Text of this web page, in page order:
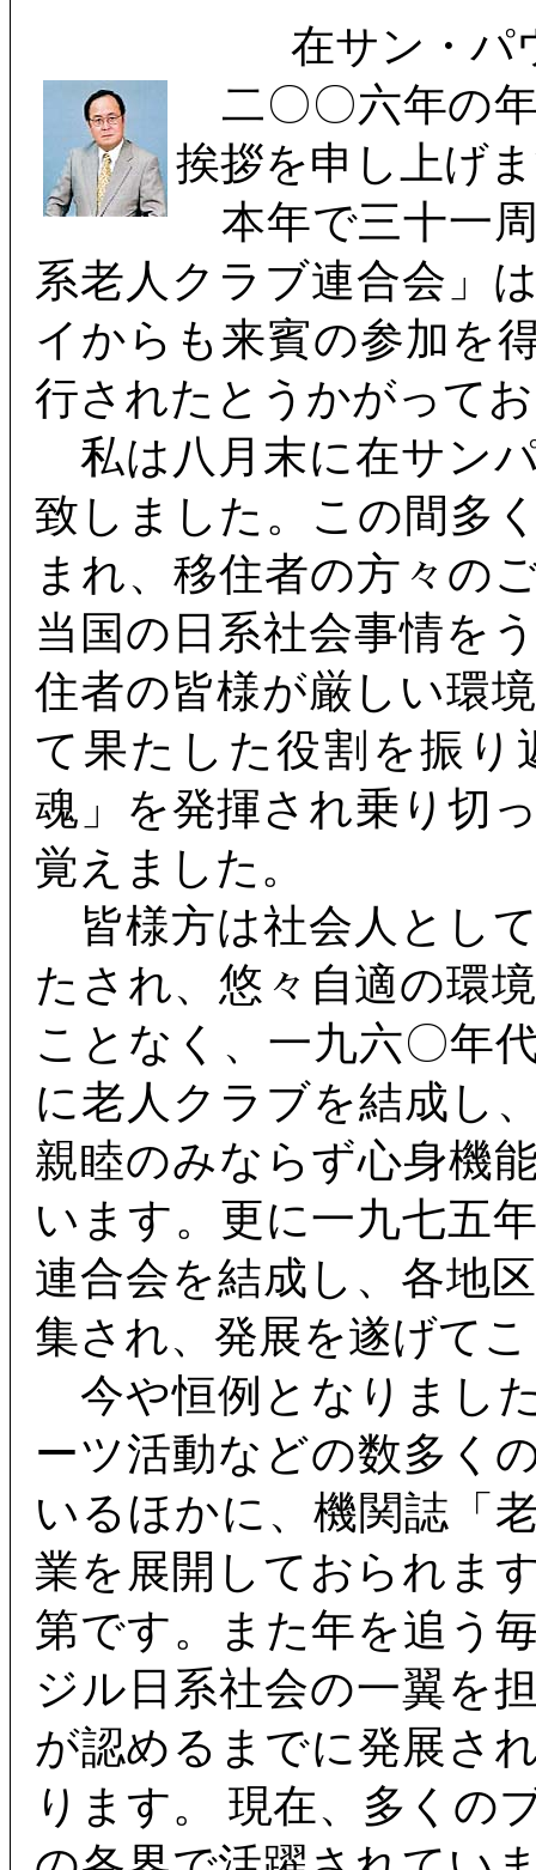
在サン・
二〇〇六年の
挨拶を申し上げ
本年で三十一
系老人クラブ連合会」
イからも来賓の参加を
行されたとうかがって
私は八月末に在サン
致しました。この間多
まれ、移住者の方々の
当国の日系社会事情を
住者の皆様が厳しい環
て果たした役割を振り
魂」を発揮され乗り切
覚えました。
皆様方は社会人とし
たされ、悠々自適の環
ことなく、一九六〇年
に老人クラブを結成し
親睦のみならず心身機
います。更に一九七五
連合会を結成し、各地
集され、発展を遂げて
今や恒例となりまし
ーツ活動などの数多く
いるほかに、機関誌「
業を展開しておられま
第です。また年を追う
ジル日系社会の一翼を
が認めるまでに発展さ
ります。 現在、多くの